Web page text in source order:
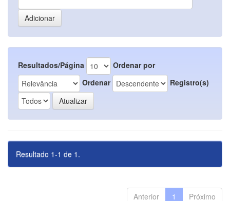
Resultados/Página
Ordenar por
Ordenar
Registro(s)
Resultado 1-1 de 1.
Anterior 1 Próximo